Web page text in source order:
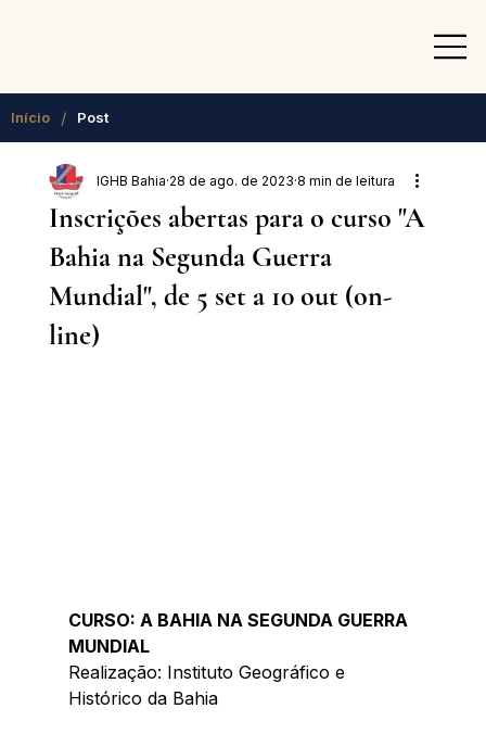
Início / Post
Inscrições abertas para o curso "A
Bahia na Segunda Guerra
Mundial", de 5 set a 10 out (on-
line)
IGHB Bahia 28 de ago. de 2023 8 min de leitura
CURSO: A BAHIA NA SEGUNDA GUERRA
MUNDIAL
Realização: Instituto Geográfico e
Histórico da Bahia